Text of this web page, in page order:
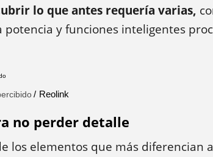
lo que antes requería varias,
y funciones inteligentes
Reolink
no perder detalle
los elementos que más diferencian